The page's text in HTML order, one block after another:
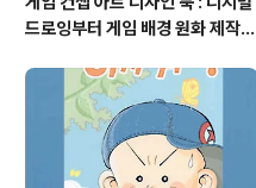
드로잉부터 게임 배경 원화 제작까